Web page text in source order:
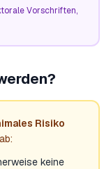
Vorschriften,
Risiko
keine